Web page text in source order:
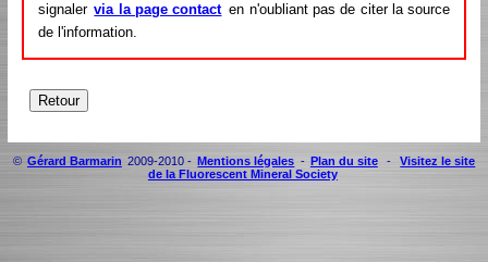
signaler via la page contact en n'oubliant pas de citer la source
de l'information.
© Gérard Barmarin 2009-2010 - Mentions légales - Plan du site -
Visitez le site
de la Fluorescent Mineral Society